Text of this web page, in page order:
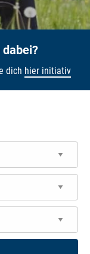
dich hier initiativ